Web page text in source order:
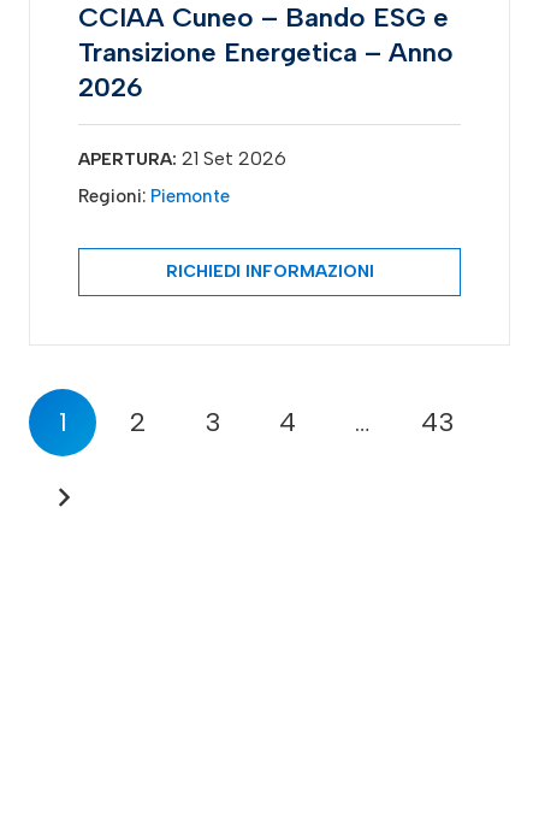
CCIAA Cuneo – Bando ESG e
Transizione Energetica – Anno
2026
APERTURA: 21 Set 2026
Regioni: Piemonte
RICHIEDI INFORMAZIONI
1 2 3 4 … 43